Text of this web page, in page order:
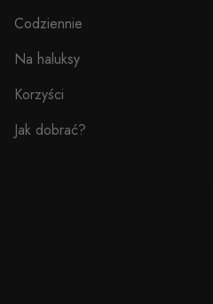
Codziennie
Na haluksy
Korzyści
Jak dobrać?